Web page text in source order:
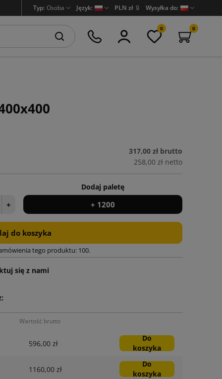
Typ: Osoba Język: PLN zł 🔒 Wysyłka do:
0 0
317,00 zł brutto
258,00 zł netto
+
Dodaj paletę
+ 1200
do koszyka
tego produktu: 100.
się z nami
Wartość brutto
596,00 zł
Do
koszyka
1160,00 zł
Do
koszyka